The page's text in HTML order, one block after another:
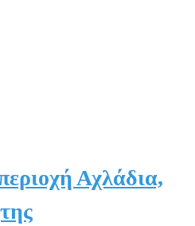
Αχλάδια,